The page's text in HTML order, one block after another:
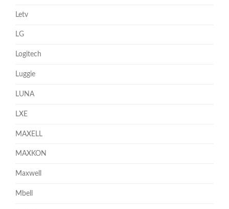
Letv
LG
Logitech
Luggie
LUNA
LXE
MAXELL
MAXKON
Maxwell
Mbell